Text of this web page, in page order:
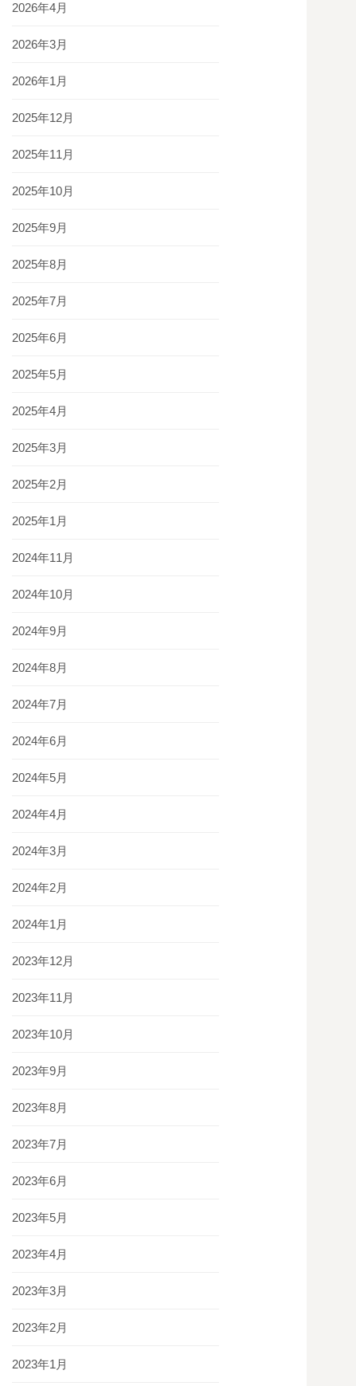
2026年4月
2026年3月
2026年1月
2025年12月
2025年11月
2025年10月
2025年9月
2025年8月
2025年7月
2025年6月
2025年5月
2025年4月
2025年3月
2025年2月
2025年1月
2024年11月
2024年10月
2024年9月
2024年8月
2024年7月
2024年6月
2024年5月
2024年4月
2024年3月
2024年2月
2024年1月
2023年12月
2023年11月
2023年10月
2023年9月
2023年8月
2023年7月
2023年6月
2023年5月
2023年4月
2023年3月
2023年2月
2023年1月